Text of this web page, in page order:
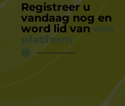
Registreer u
vandaag nog en
word lid van
platform